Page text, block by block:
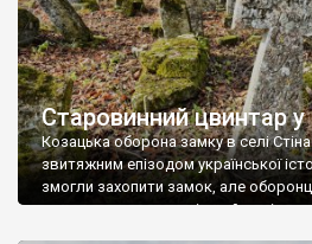
Старовинний цвинтар у
Козацька оборона замку в селі
звитяжним епізодом української
змогли захопити замок, але
поховали на цвинтарі, який тоді